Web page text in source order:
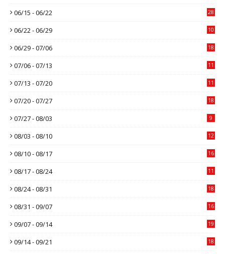
06/15 - 06/22 28
06/22 - 06/29 10
06/29 - 07/06 18
07/06 - 07/13 11
07/13 - 07/20 11
07/20 - 07/27 18
07/27 - 08/03 9
08/03 - 08/10 12
08/10 - 08/17 16
08/17 - 08/24 11
08/24 - 08/31 18
08/31 - 09/07 16
09/07 - 09/14 19
09/14 - 09/21 18